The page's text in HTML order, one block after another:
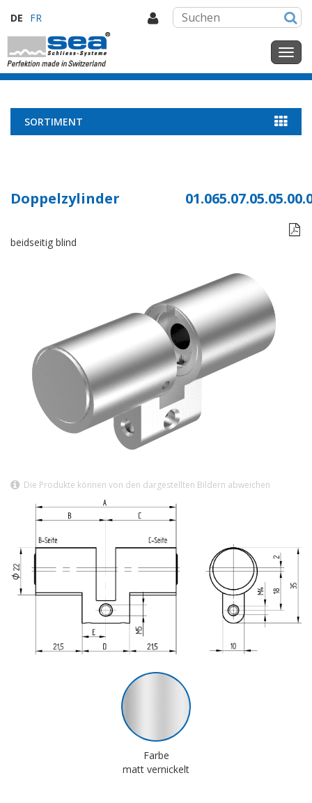
DE FR
SORTIMENT
Doppelzylinder

beidseitig blind
Die Produkte können von den dargestellten Bildern abweichen
Farbe
matt vernickelt